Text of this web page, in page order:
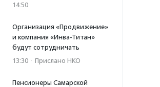
14:50
Организация «Продвижение»
и компания «Инва-Титан»
будут сотрудничать
13:30 · Прислано НКО
Пенсионеры Самарской